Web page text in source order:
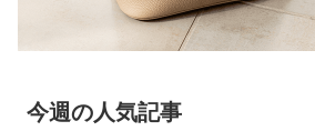
今週の人気記事